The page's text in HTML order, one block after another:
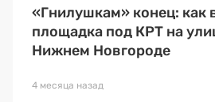
«Гнилушкам» конец: как
площадка под КРТ на
Нижнем Новгороде
4 месяца назад